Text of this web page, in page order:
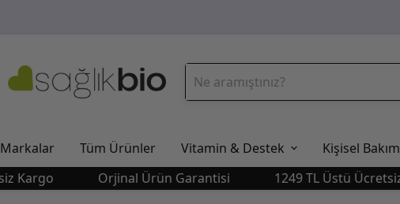
Markalar Tüm Ürünler Vitamin & Destek Kişisel Bakım
Orjinal Ürün Garantisi 1249 TL Üstü Ücretsiz Kargo